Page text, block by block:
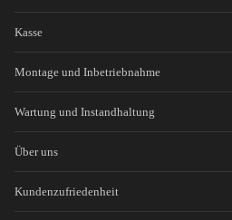
Kasse
Montage und Inbetriebnahme
Wartung und Instandhaltung
Über uns
Kundenzufriedenheit